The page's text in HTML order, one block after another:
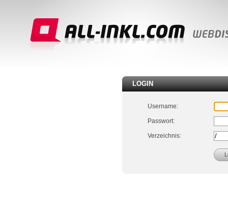
LOGIN
Username:
Passwort:
Verzeichnis: